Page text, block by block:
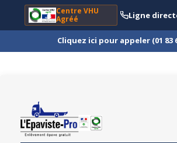
Centre VHU
Agréé
Ligne
Cliquez ici pour appeler (01 83